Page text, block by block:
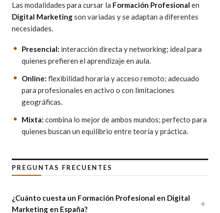
Las modalidades para cursar la Formación Profesional en
Digital Marketingson variadas y se adaptan a diferentes
necesidades.
Presencial: interacción directa y networking; ideal para
quienes prefieren el aprendizaje en aula.
Online: flexibilidad horaria y acceso remoto; adecuado
para profesionales en activo o con limitaciones
geográficas.
Mixta: combina lo mejor de ambos mundos; perfecto para
quienes buscan un equilibrio entre teoría y práctica.
PREGUNTAS FRECUENTES
¿Cuánto cuesta un Formación Profesional en Digital
Marketing en España?